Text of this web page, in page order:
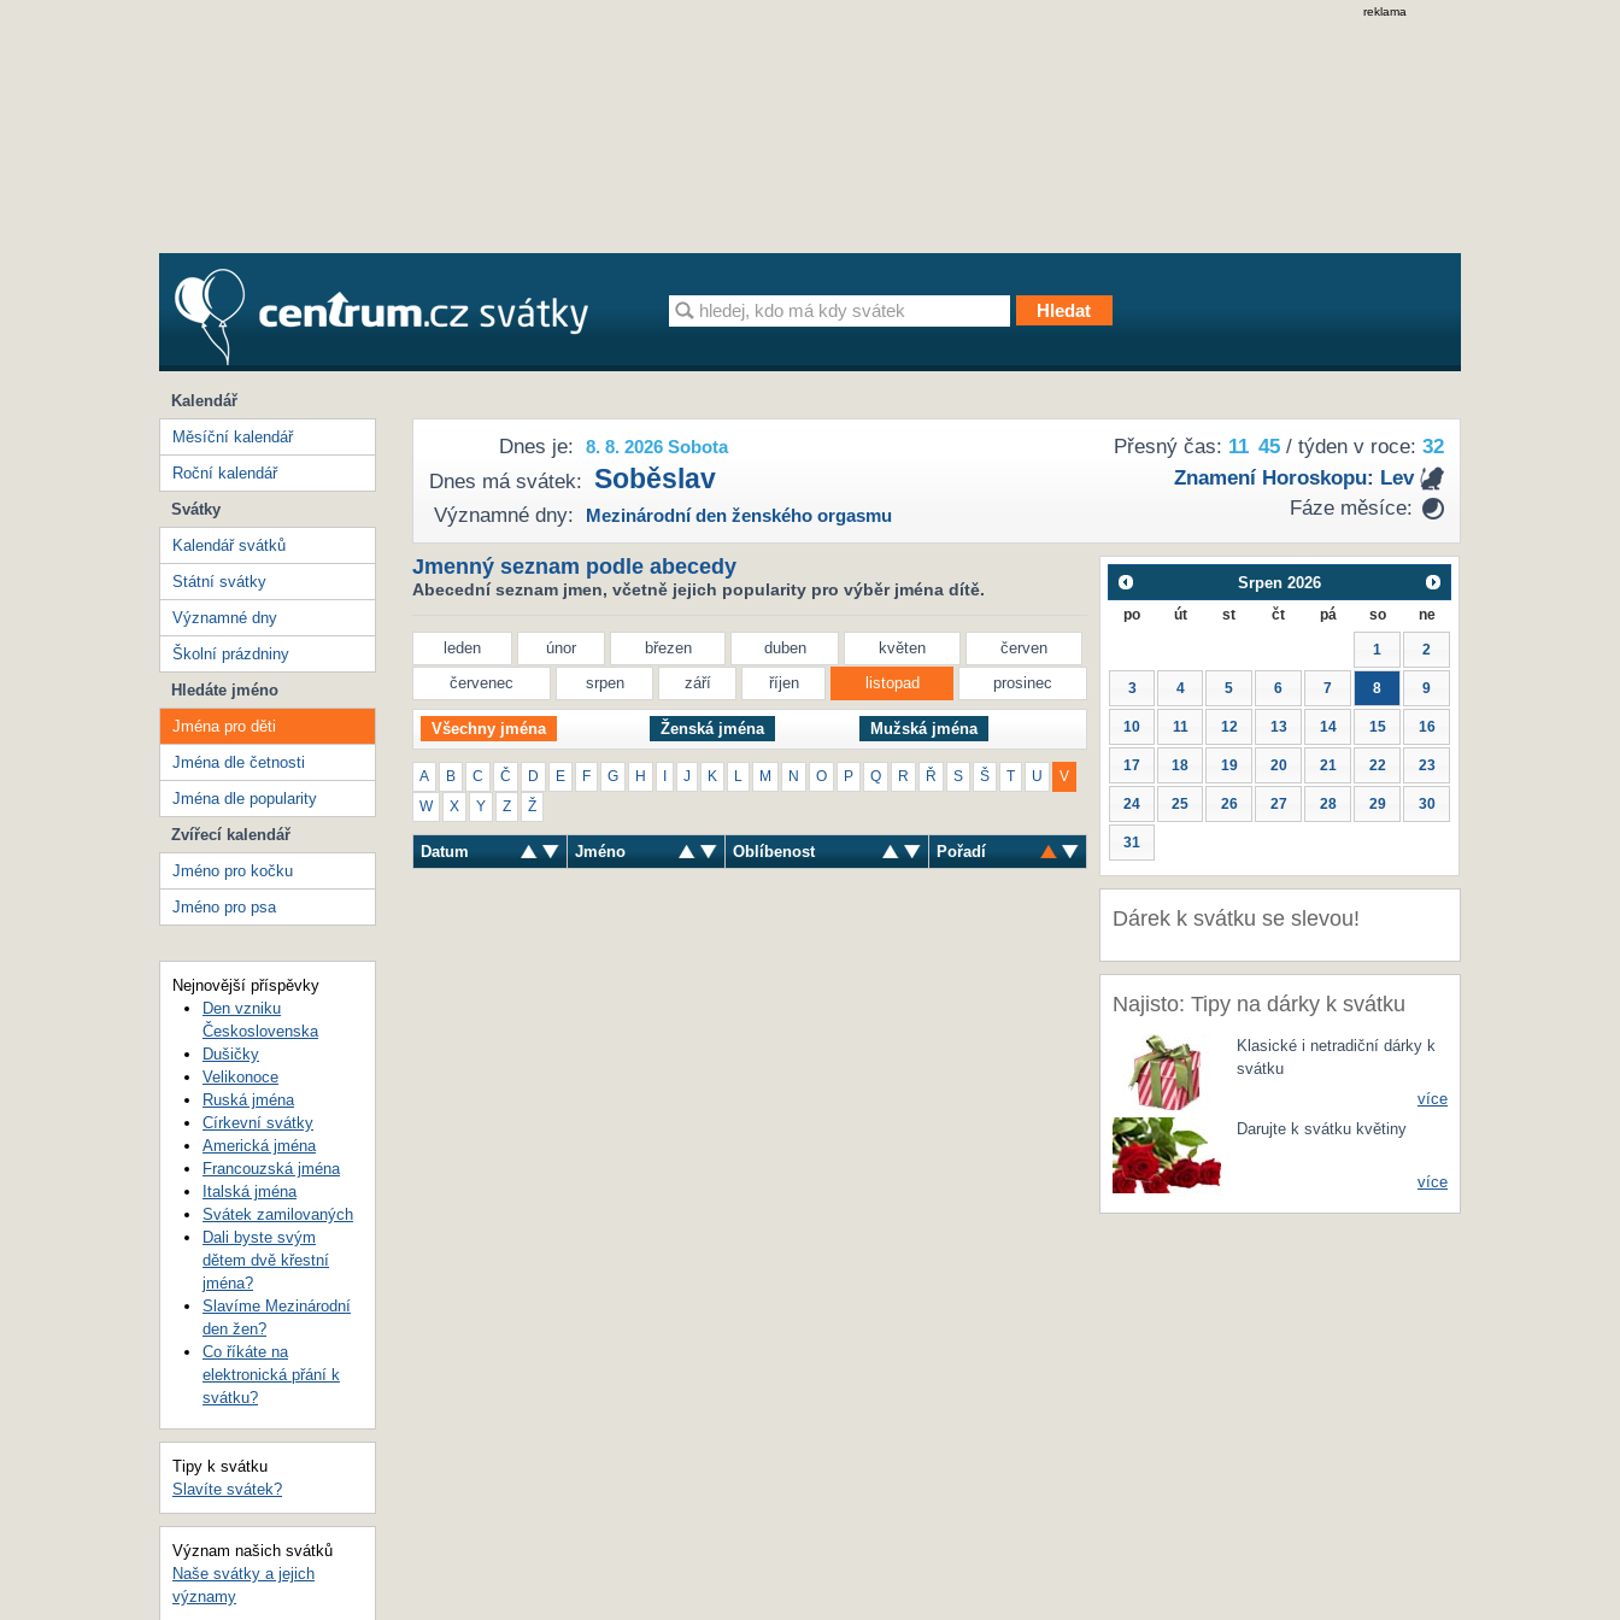
reklama
Přesný čas: 11 45/ týden v roce: 32
Znamení Horoskopu: Lev
Fáze měsíce:
Dnes je: 8. 8. 2026 Sobota
Dnes má svátek: Soběslav
Významné dny: Mezinárodní den ženského orgasmu
Jmenný seznam podle abecedy
Abecední seznam jmen, včetně jejich popularity pro výběr jména dítě.
leden únor březen duben květen
červen
červenec
srpen září říjen listopad prosinec
Všechny jména Ženská jména Mužská jména
A B C Č D E F G H J K M N O P Q R Ř S Š T U V
W X Y Z Ž
Datum Jméno Oblíbenost Pořadí
Srpen 2026
po út st čt pá so ne
1 2
3 4 5 6 7 8 9
10 11 12 13 14 15 16
17 18 19 20 21 22 23
24 25 26 27 28 29 30
31
Dárek k svátku se slevou!
Najisto: Tipy na dárky k svátku
Klasické i netradiční dárky k
svátku
více
Darujte k svátku květiny
více
Kalendář
Měsíční kalendář
Roční kalendář
Svátky
Kalendář svátků
Státní svátky
Významné dny
Školní prázdniny
Hledáte jméno
Jména pro děti
Jména dle četnosti
Jména dle popularity
Zvířecí kalendář
Jméno pro kočku
Jméno pro psa
Nejnovější příspěvky
Den vzniku
Československa
Dušičky
Velikonoce
Ruská jména
Církevní svátky
Americká jména
Francouzská jména
Italská jména
Svátek zamilovaných
Dali byste svým
dětem dvě křestní
jména?
Slavíme Mezinárodní
den žen?
Co říkáte na
elektronická přání k
svátku?
Tipy k svátku
Slavíte svátek?
Význam našich svátků
Naše svátky a jejich
významy